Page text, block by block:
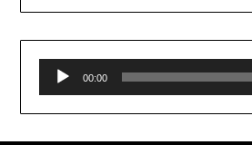
Lecteur
00:00